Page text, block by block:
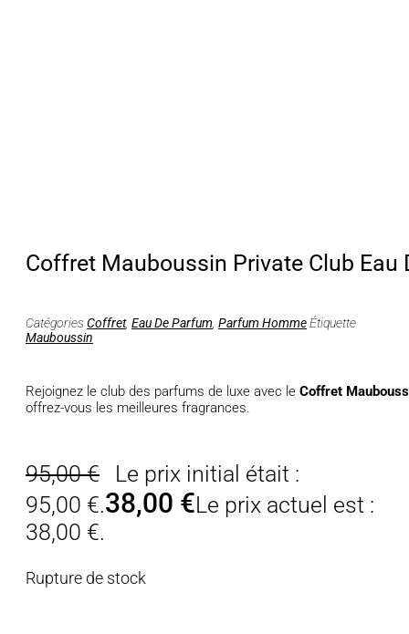
Coffret Mauboussin Private Club Eau
CatégoriesCoffret, Eau De Parfum Parfum HommeÉtiquette
Mauboussin
Rejoignez le club des parfums de luxe avec le Coffret
offrez-vous les meilleures fragrances.
95,00€
Le prix initial était :
95,00 €.38,00 €Le prix actuel est :
38,00 €.
Rupture de stock